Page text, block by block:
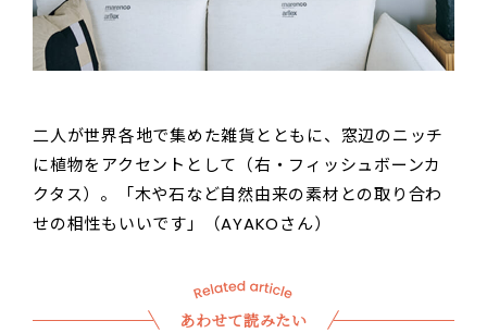
二人が世界各地で集めた雑貨とともに、窓辺のニッチ
に植物をアクセントとして（右・フィッシュボーンカ
クタス）。「木や石など自然由来の素材との取り合わ
せの相性もいいです」（AYAKOさん）
あわせて読みたい